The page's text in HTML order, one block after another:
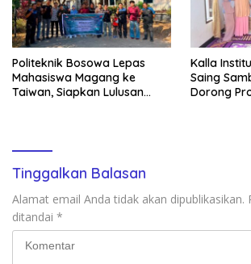
Politeknik Bosowa Lepas
Mahasiswa Magang ke
Taiwan, Siapkan Lulusan
Kalla
Saing
Dorong
Tinggalkan Balasan
Alamat email Anda tidak akan dipublikasikan.
ditandai *